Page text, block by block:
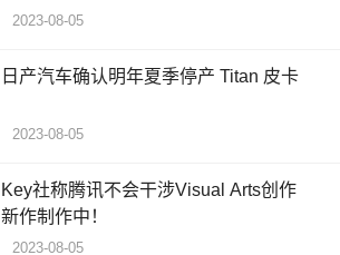
2023-08-05
日产汽车确认明年夏季停产 Titan 皮卡
2023-08-05
Key社称腾讯不会干涉Visual Arts创作
新作制作中！
2023-08-05